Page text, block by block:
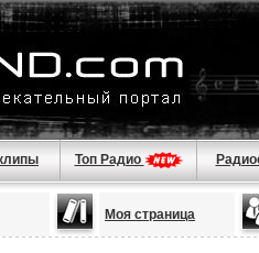
Топ Радио
Моя страница